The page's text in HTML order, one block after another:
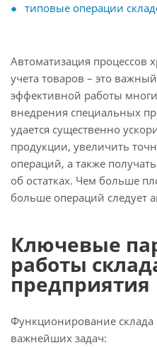
типовые операции
Автоматизация процессов
учета товаров – это
эффективной работы
внедрения специальных
удается существенно
продукции, увеличить
операций, а также
об остатках. Чем больше
больше операций следует
Ключевые
работы
предприятия
Функционирование
важнейших задач: